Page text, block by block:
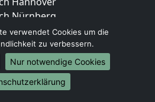
Nürnberg
Duisburg
Bochum
Wuppertal
Bielefeld
Bonn
verwendet Cookies um die
zu verbessern.
Nur notwendige Cookies